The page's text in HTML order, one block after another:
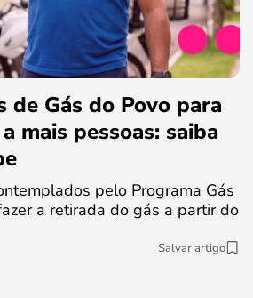
de Gás do Povo para
mais pessoas: saiba
pelo Programa Gás
a retirada do gás a partir do
Salvar artigo